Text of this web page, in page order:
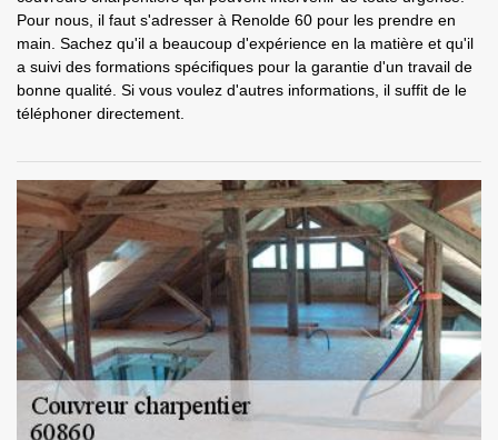
Pour nous, il faut s'adresser à Renolde 60 pour les prendre en
main. Sachez qu'il a beaucoup d'expérience en la matière et qu'il
a suivi des formations spécifiques pour la garantie d'un travail de
bonne qualité. Si vous voulez d'autres informations, il suffit de le
téléphoner directement.